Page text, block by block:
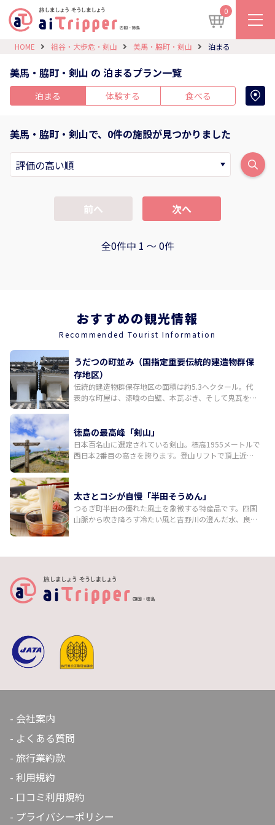
0
HOME 祖谷・大歩危・剣山 美馬・脇町・剣山 泊まる
美馬・脇町・剣山 の 泊まるプラン一覧
泊まる 体験する 食べる
美馬・脇町・剣山で、0件の施設が見つかりました
前へ 次へ
全0件中 1 〜 0件
おすすめの観光情報
Recommended Tourist Information
うだつの町並み（国指定重要伝統的建造物群保
存地区）
伝統的建造物群保存地区の面積は約5.3ヘクタール。代
表的な町屋は、漆喰の白壁、本瓦ぶき、そして鬼瓦を両
徳島の最高峰「剣山」
日本百名山に選定されている剣山。標高1955メートルで
西日本2番目の高さを誇ります。登山リフトで頂上近く
日には四国山地の西端にそびえる石鎚山をはじめ、遠く
瀬戸内海や土佐湾まで見渡せます。
太さとコシが自慢「半田そうめん」
つるぎ町半田の優れた風土を象徴する特産品です。四国
山脈から吹き降ろす冷たい風と吉野川の澄んだ水、良質
ーでも気軽に購入できます。徳島旅行のお土産としても
おすすめです。
会社案内
よくある質問
旅行業約款
利用規約
口コミ利用規約
プライバシーポリシー